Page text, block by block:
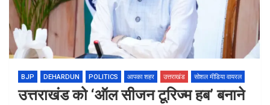
BJP DEHARDUN POLITICS आपका शहर उत्तराखंड सोशल मीडिया वायरल
उत्तराखंड को ‘ऑल सीजन टूरिज्म हब’ बनाने